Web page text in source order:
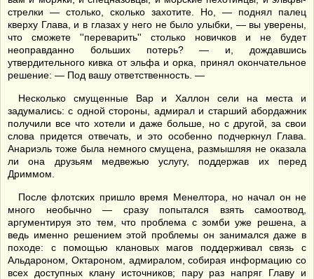
стрелки — столько, сколько захотите. Но, — поднял палец
кверху Глава, и в глазах у него не было улыбки, — вы уверены,
что сможете ''переварить'' столько новичков и не будет
неоправданно больших потерь? — и, дождавшись
утвердительного кивка от эльфа и орка, принял окончательное
решение: — Под вашу ответственность. —
Несколько смущенные Вар и Халлон сели на места и
задумались: с одной стороны, адмирал и старший абордажник
получили все что хотели и даже больше, но с другой, за свои
слова придется отвечать, и это особенно подчеркнул Глава.
Анариэль тоже была немного смущена, размышляя не оказала
ли она друзьям медвежью услугу, поддержав их перед
Дриммом.
После флотских пришло время Менелтора, но начал он не
много необычно — сразу попытался взять самоотвод,
аргументируя это тем, что проблема с зомби уже решена, а
ведь именно решением этой проблемы он занимался даже в
походе: с помощью клановых магов поддерживал связь с
Альдароном, Октароном, адмиралом, собирая информацию со
всех доступных клану источников; пару раз напряг Главу и